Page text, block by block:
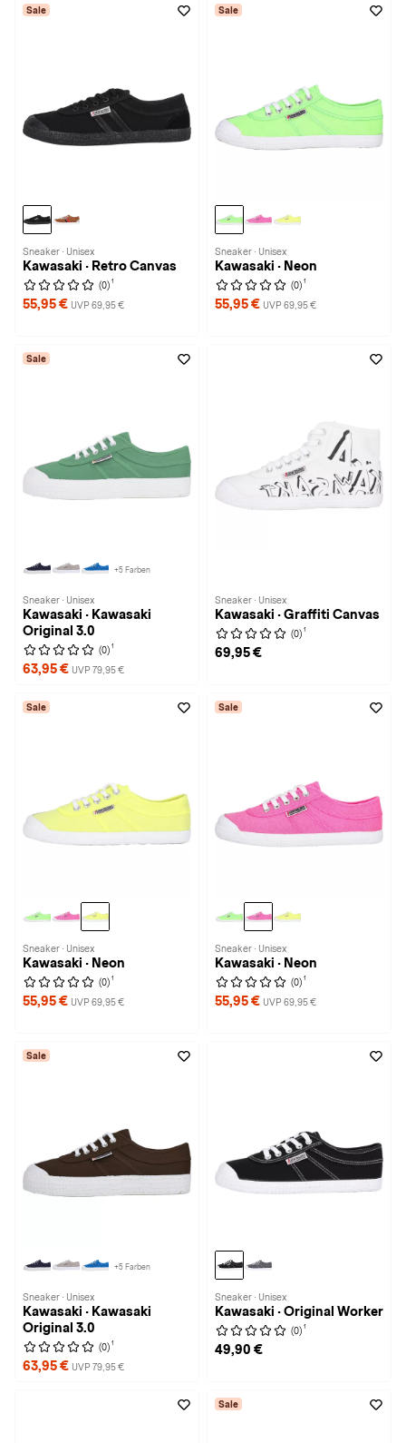
Sale
Sneaker · Unisex
Kawasaki · Retro Canvas
(0) 1
55,95 € UVP 69,95 €
Sale
Sneaker · Unisex
Kawasaki · Neon
(0) 1
55,95 € UVP 69,95 €
Sale
+5 Farben
Sneaker · Unisex
Kawasaki · Kawasaki
Original 3.0
(0) 1
63,95 € UVP 79,95 €
Sneaker · Unisex
Kawasaki · Graffiti Canvas
(0) 1
69,95 €
Sale
Sneaker · Unisex
Kawasaki · Neon
(0) 1
55,95 € UVP 69,95 €
Sale
Sneaker · Unisex
Kawasaki · Neon
(0) 1
55,95 € UVP 69,95 €
Sale
+5 Farben
Sneaker · Unisex
Kawasaki · Kawasaki
Original 3.0
(0) 1
63,95 € UVP 79,95 €
Sneaker · Unisex
Kawasaki · Original Worker
(0) 1
49,90 €
Sale